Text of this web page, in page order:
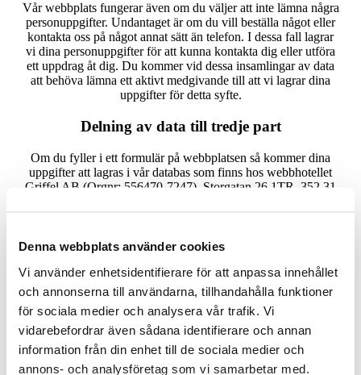
Denna webbplats använder cookies
Vi använder enhetsidentifierare för att anpassa innehållet
och annonserna till användarna, tillhandahålla funktioner
för sociala medier och analysera vår trafik. Vi
vidarebefordrar även sådana identifierare och annan
information från din enhet till de sociala medier och
annons- och analysföretag som vi samarbetar med.
Vår webbplats fungerar även om du väljer att inte lämna några
personuppgifter. Undantaget är om du vill beställa något eller
kontakta oss på något annat sätt än telefon. I dessa fall lagrar
vi dina personuppgifter för att kunna kontakta dig eller utföra
ett uppdrag åt dig. Du kommer vid dessa insamlingar av data
att behöva lämna ett aktivt medgivande till att vi lagrar dina
uppgifter för detta syfte.
Delning av data till tredje part
Om du fyller i ett formulär på webbplatsen så kommer dina
uppgifter att lagras i vår databas som finns hos webbhotellet
Griffel AB (Orgnr: 556470-7247), Storgatan 26 1TR, 352 31
I övrigt kommer inte dina personuppgifter att delas med någon
tredje part eller användas till något annat syfte än vad de
ursprungligen samlades in till utan att vi först inhämtar ett
medgivande från dig. Det enda undantaget är om vi enligt lag
är skyldiga att lämna ut uppgifter till exempelvis
polismyndigheten.
Vissa uppgifter kan lagras utanför EU/ESS. Vi använder i
dessa fall endast tjänster som har ett personuppgiftsskydd som
är minst likvärdigt med det som gäller för uppgifter lagrade i